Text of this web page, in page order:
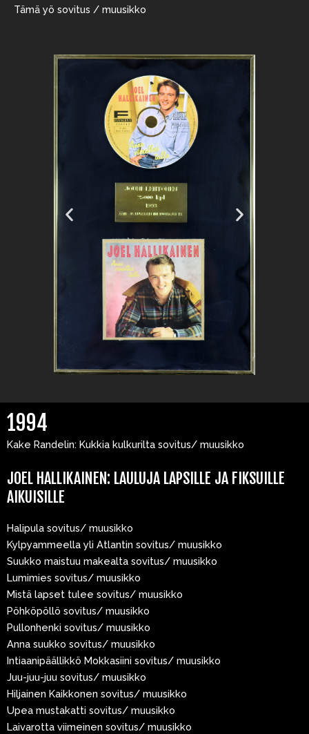
Tämä yö sovitus / muusikko
1994
Kake Randelin: Kukkia kulkurilta sovitus/ muusikko
JOEL HALLIKAINEN: LAULUJA LAPSILLE JA FIKSUILLE
AIKUISILLE
Halipula sovitus/ muusikko
Kylpyammeella yli Atlantin sovitus/ muusikko
Suukko maistuu makealta sovitus/ muusikko
Lumimies sovitus/ muusikko
Mistä lapset tulee sovitus/ muusikko
Pöhköpöllö sovitus/ muusikko
Pullonhenki sovitus/ muusikko
Anna suukko sovitus/ muusikko
Intiaanipäällikkö Mokkasiini sovitus/ muusikko
Juu-juu-juu sovitus/ muusikko
Hiljainen Kaikkonen sovitus/ muusikko
Upea mustakatti sovitus/ muusikko
Laivarotta viimeinen sovitus/ muusikko